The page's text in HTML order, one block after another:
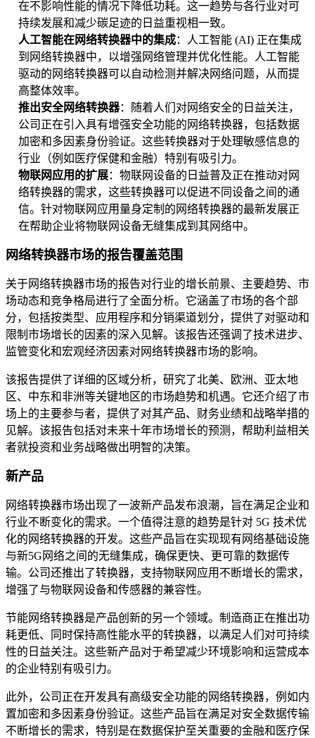
在不影响性能的情况下降低功耗。这一趋势与各行业对可
持续发展和减少碳足迹的日益重视相一致。
人工智能在网络转换器中的集成：人工智能 (AI) 正在集成
到网络转换器中，以增强网络管理并优化性能。人工智能
驱动的网络转换器可以自动检测并解决网络问题，从而提
高整体效率。
推出安全网络转换器：随着人们对网络安全的日益关注，
公司正在引入具有增强安全功能的网络转换器，包括数据
加密和多因素身份验证。这些转换器对于处理敏感信息的
行业（例如医疗保健和金融）特别有吸引力。
物联网应用的扩展：物联网设备的日益普及正在推动对网
络转换器的需求，这些转换器可以促进不同设备之间的通
信。针对物联网应用量身定制的网络转换器的最新发展正
在帮助企业将物联网设备无缝集成到其网络中。
网络转换器市场的报告覆盖范围
关于网络转换器市场的报告对行业的增长前景、主要趋势、市
场动态和竞争格局进行了全面分析。它涵盖了市场的各个部
分，包括按类型、应用程序和分销渠道划分，提供了对驱动和
限制市场增长的因素的深入见解。该报告还强调了技术进步、
监管变化和宏观经济因素对网络转换器市场的影响。
该报告提供了详细的区域分析，研究了北美、欧洲、亚太地
区、中东和非洲等关键地区的市场趋势和机遇。它还介绍了市
场上的主要参与者，提供了对其产品、财务业绩和战略举措的
见解。该报告包括对未来十年市场增长的预测，帮助利益相关
者就投资和业务战略做出明智的决策。
新产品
网络转换器市场出现了一波新产品发布浪潮，旨在满足企业和
行业不断变化的需求。一个值得注意的趋势是针对 5G 技术优
化的网络转换器的开发。这些产品旨在实现现有网络基础设施
与新5G网络之间的无缝集成，确保更快、更可靠的数据传
输。公司还推出了转换器，支持物联网应用不断增长的需求，
增强了与物联网设备和传感器的兼容性。
节能网络转换器是产品创新的另一个领域。制造商正在推出功
耗更低、同时保持高性能水平的转换器，以满足人们对可持续
性的日益关注。这些新产品对于希望减少环境影响和运营成本
的企业特别有吸引力。
此外，公司正在开发具有高级安全功能的网络转换器，例如内
置加密和多因素身份验证。这些产品旨在满足对安全数据传输
不断增长的需求，特别是在数据保护至关重要的金融和医疗保